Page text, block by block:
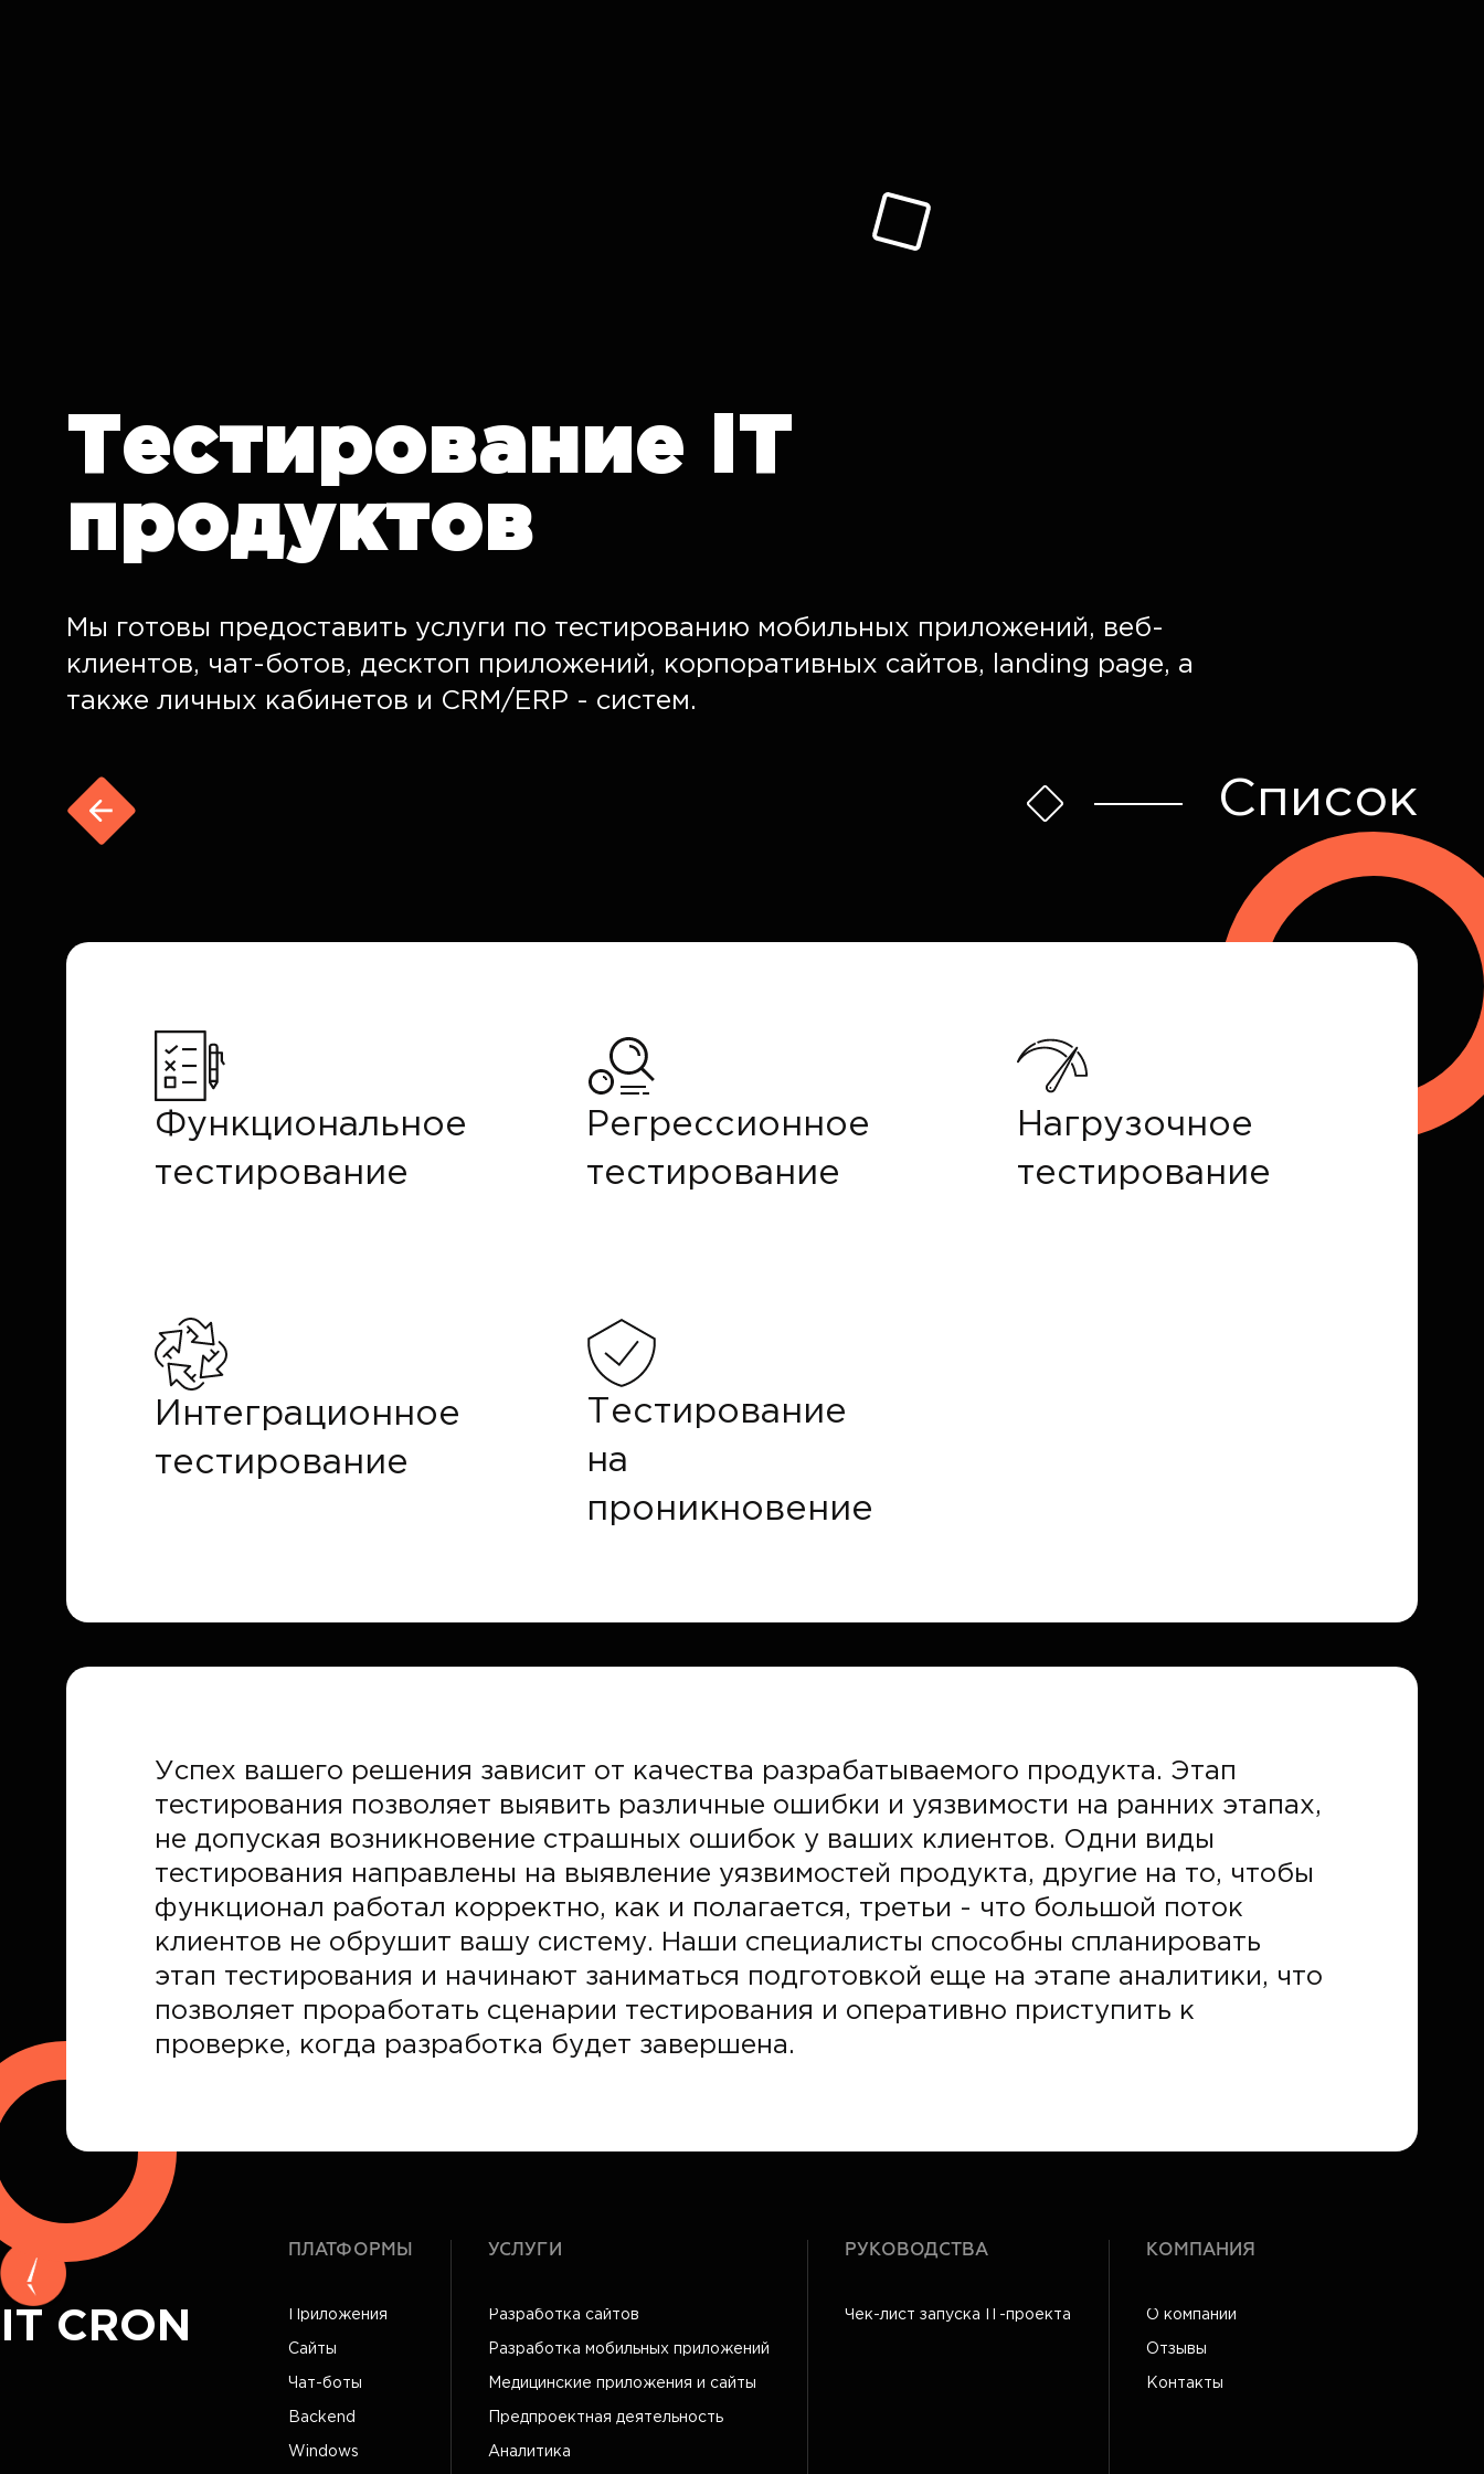
Тестирование
IT
продуктов
Мы готовы предоставить услуги по тестированию мобильных приложений, веб-
клиентов, чат-ботов, десктоп приложений, корпоративных сайтов, landing page, а
также личных кабинетов и CRM/ERP - систем.
Список
Функциональное
тестирование
Регрессионное
тестирование
Нагрузочное
тестирование
Интеграционное
тестирование
Тестирование
на
проникновение
Успех вашего решения зависит от качества разрабатываемого продукта. Этап
тестирования позволяет выявить различные ошибки и уязвимости на ранних этапах,
не допуская возникновение страшных ошибок у ваших клиентов. Одни виды
тестирования направлены на выявление уязвимостей продукта, другие на то, чтобы
функционал работал корректно, как и полагается, третьи - что большой поток
клиентов не обрушит вашу систему. Наши специалисты способны спланировать
этап тестирования и начинают заниматься подготовкой еще на этапе аналитики, что
позволяет проработать сценарии тестирования и оперативно приступить к
проверке, когда разработка будет завершена.
IT CRON
ПЛАТФОРМЫ
Приложения
Сайты
Чат-боты
Backend
Windows
УСЛУГИ
Разработка сайтов
Разработка мобильных приложений
Медицинские приложения и сайты
Предпроектная деятельность
Аналитика
РУКОВОДСТВА
Чек-лист запуска IT-проекта
КОМПАНИЯ
О компании
Отзывы
Контакты